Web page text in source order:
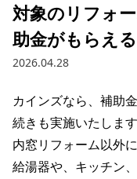
対象のリフォ
助金がもらえる
2026.04.28
カインズなら、補助
続きも実施いたしま
内窓リフォーム以外
給湯器や、キッチン